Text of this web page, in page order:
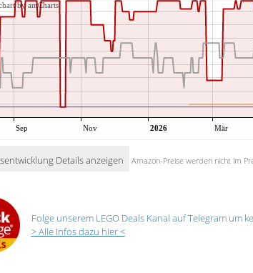
Sep Nov 2026 Mär
by amCharts
Details anzeigen Amazon-Preise werden nicht im
Folge unserem LEGO Deals Kanal auf Telegram um
> Alle Infos dazu hier <